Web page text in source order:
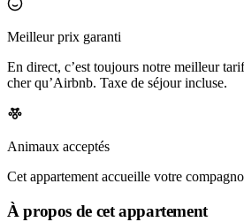
Meilleur prix garanti
En direct, c’est toujours notre meilleur
cher qu’Airbnb. Taxe de séjour incluse.
Animaux acceptés
Cet appartement accueille votre
À propos de cet appartement